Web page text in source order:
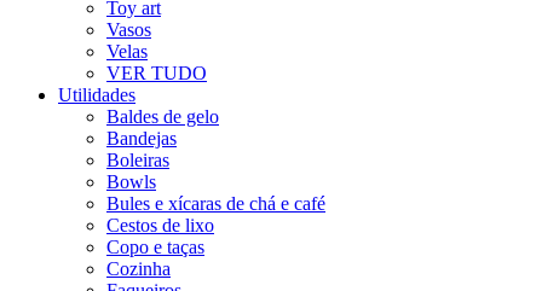
Toy art
Vasos
Velas
VER TUDO
Utilidades
Baldes de gelo
Bandejas
Boleiras
Bowls
Bules e xícaras de chá e café
Cestos de lixo
Copo e taças
Cozinha